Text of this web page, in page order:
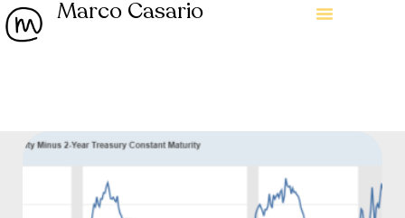
Marco Casario